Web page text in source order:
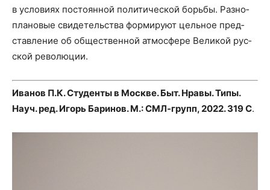
в усло­ви­ях посто­ян­ной поли­ти­че­ской борь­бы. Раз­но­
пла­но­вые сви­де­тель­ства фор­ми­ру­ют цель­ное пред­
став­ле­ние об обще­ствен­ной атмо­сфе­ре Вели­кой рус­
ской революции.
Ива­нов П.К. Сту­ден­ты в Москве. Быт. Нра­вы. Типы.
Науч. ред. Игорь Бари­нов. М.: СМЛ-групп, 2022. 319 С.